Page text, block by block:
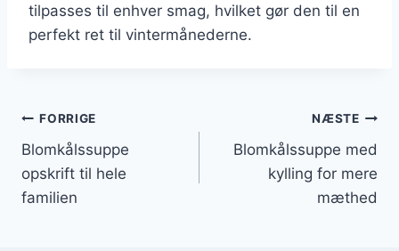
tilpasses til enhver smag, hvilket gør den til en
perfekt ret til vintermånederne.
Indlægsnavigation
FORRIGE
Blomkålssuppe
opskrift til hele
familien
NÆSTE
Blomkålssuppe med
kylling for mere
mæthed